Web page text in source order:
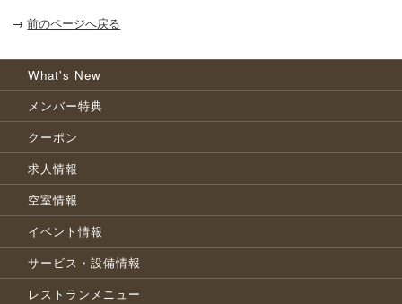
→ 前のページへ戻る
What's New
メンバー特典
クーポン
求人情報
空室情報
イベント情報
サービス・設備情報
レストランメニュー